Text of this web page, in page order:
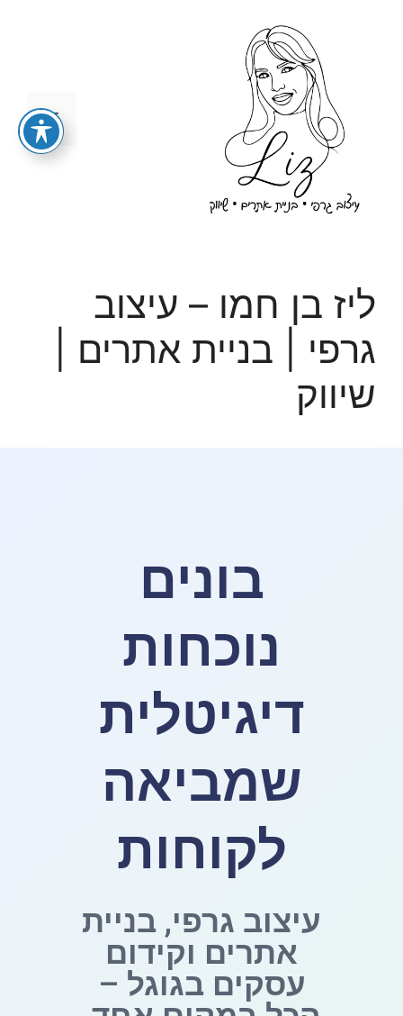
ליז בן חמו – עיצוב
גרפי | בניית אתרים |
שיווק
בונים
נוכחות
דיגיטלית
שמביאה
לקוחות
עיצוב גרפי, בניית
אתרים וקידום
עסקים בגוגל –